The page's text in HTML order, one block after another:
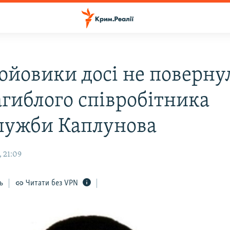
досі не
співробітника
Каплунова
21:09
Читати без VPN